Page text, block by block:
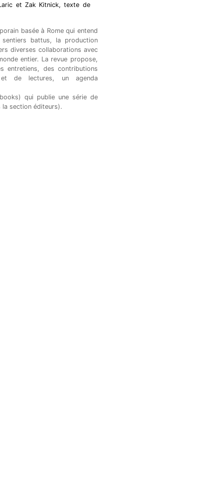
et Zak Kitnick, texte de
basée à Rome qui entend
battus, la production
diverses collaborations avec
entier. La revue propose,
entretiens, des contributions
et de lectures, un agenda
qui publie une série de
section éditeurs).